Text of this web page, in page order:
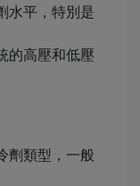
水平，特別是
的高壓和低壓
劑類型，一般